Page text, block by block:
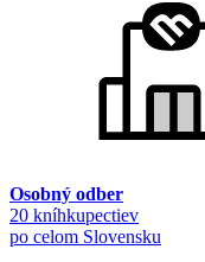
Osobný odber
20 kníhkupectiev
po celom Slovensku